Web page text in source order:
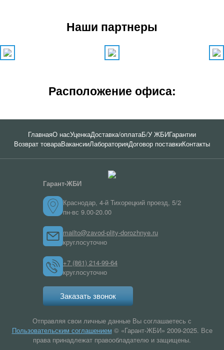
Наши партнеры
Расположение офиса:
ГлавнаяО насУценкаДоставка/оплатаБ/У ЖБИГарантии
Возврат товараВакансииЛабораторияДоговор поставкиКонтакты
Гарант-ЖБИ
Краснодар, 4-й Тихорецкий проезд, 5/2
пн-вс 9.00-20.00
mailto@zavod-plity-dorozhnye.ru
круглосуточно
+7 (861) 214-99-64
круглосуточно
Заказать звонок
Отправляя свои личные данные Вы соглашаетесь с
Пользовательским соглашением © «Гарант-ЖБИ» 2009-2025. Все
права принадлежат правообладателю и защищены.